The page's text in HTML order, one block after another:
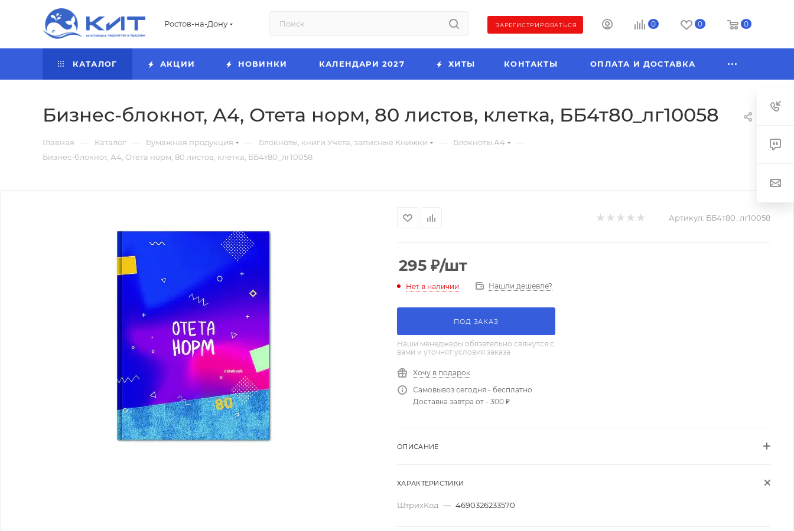
Ростов-на-Дону ЗАРЕГИСТРИРОВАТЬСЯ 0 0 0
КАТАЛОГ АКЦИИ НОВИНКИ КАЛЕНДАРИ 2027 ХИТЫ КОНТАКТЫ ОПЛАТА И ДОСТАВКА
Бизнес-блокнот, А4, Отета норм, 80 листов, клетка, ББ4т80_лг10058
Главная — Каталог — Бумажная продукция — Блокноты, книги Учёта, записные Книжки — Блокноты А4 —
Бизнес-блокнот, А4, Отета норм, 80 листов, клетка, ББ4т80_лг10058
Артикул: ББ4т80_лг10058
295 ₽/шт
Нет в наличии Нашли дешевле?
ПОД ЗАКАЗ
Наши менеджеры обязательно свяжутся с
вами и уточнят условия заказа
Хочу в подарок
Самовывоз сегодня - бесплатно
Доставка завтра от - 300 ₽
ОПИСАНИЕ
ХАРАКТЕРИСТИКИ
ШтрихКод — 4690326233570